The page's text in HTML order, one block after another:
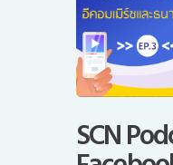
SCN